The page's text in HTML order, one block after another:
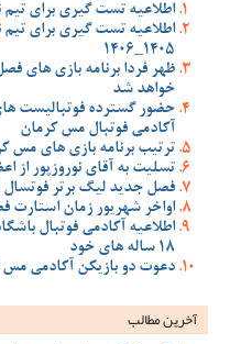
اطلاعیه تست گیری برای تیم
اطلاعیه تست گیری برای
1405_1406
ظهر فردا برنامه بازی
خواهد شد
حضور گسترده فوتبالیست
آکادمی فوتبال مس کرمان
ترتیب برنامه بازی های
تسلیت به آقای نوروزپور از
فصل جدید لیگ برتر فوتسال
اواخر شهریور زمان
اطلاعیه آکادمی فوتبال
18 ساله های خود
دعوت دو بازیکن آکادمی مس
آخرین مطالب